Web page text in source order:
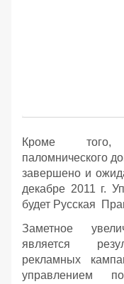
Кроме того,
паломнического
завершено и
декабре 2011 г.
будет Русская
Заметное
является
рекламных
управлением